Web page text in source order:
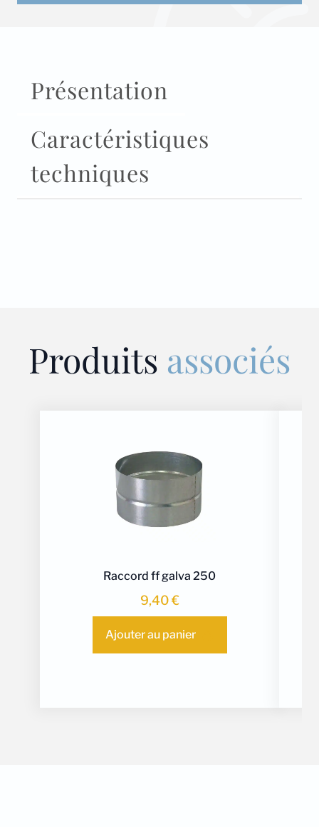
Présentation
Caractéristiques
techniques
Produits associés
Raccord ff galva 250
9,40€
Ajouter au panier